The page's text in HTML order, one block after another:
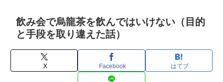
飲み会で烏龍茶を飲んではいけない（目的
と手段を取り違えた話）
X Facebook はてブ